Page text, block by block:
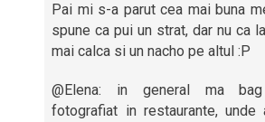
Pai mi s-a parut cea mai buna
spune ca pui un strat, dar nu ca
mai calca si un nacho pe altul :P
@Elena: in general ma
fotografiat in restaurante, unde